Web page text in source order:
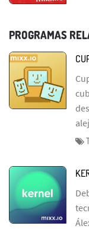
PROGRAMAS